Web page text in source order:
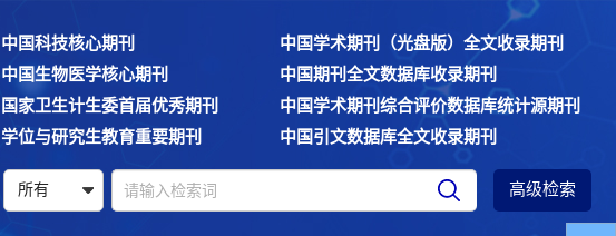
中国科技核心期刊
中国学术期刊（光盘版）全文收录期刊
中国生物医学核心期刊
中国期刊全文数据库收录期刊
国家卫生计生委首届优秀期刊
中国学术期刊综合评价数据库统计源期刊
学位与研究生教育重要期刊
中国引文数据库全文收录期刊
高级检索